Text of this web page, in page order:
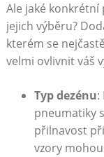
Ale jaké
jejich‌ výběru?
kterém se
velmi ovlivnit váš
Typ ⁢dezénu:
pneumatiky
přilnavost
vzory